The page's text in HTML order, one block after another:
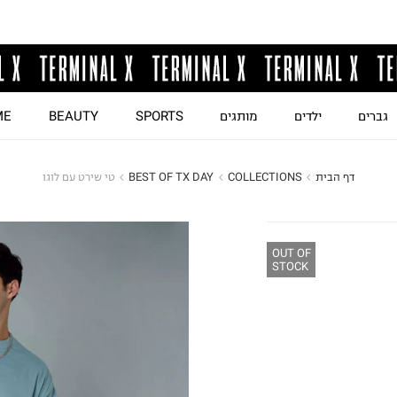
גברים ילדים מותגים SPORTS
BEAUTY
דף הבית COLLECTIONS
BEST OF TX DAY טי שירט עם לוגו
OUT OF
STOCK